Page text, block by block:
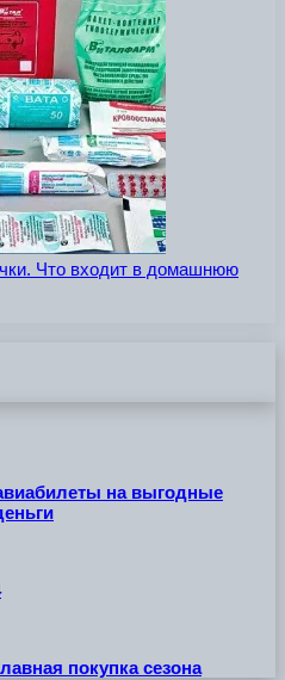
Что входит в домашнюю
на выгодные
покупка сезона